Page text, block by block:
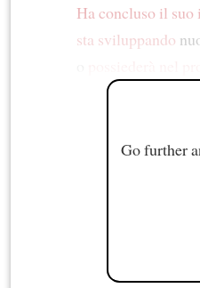
Ha concluso il suo
sta sviluppando
Go further